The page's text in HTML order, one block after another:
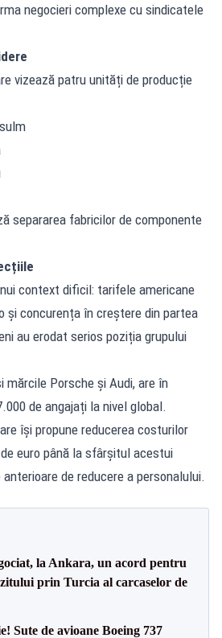
negocieri complexe cu sindicatele
vizează patru unități de producție
separarea fabricilor de componente
context dificil: tarifele americane
și concurența în creștere din partea
au erodat serios poziția grupului
mărcile Porsche și Audi, are în
de angajați la nivel global.
își propune reducerea costurilor
euro până la sfârșitul acestui
de reducere a personalului.
la Ankara, un acord pentru
prin Turcia al carcaselor de
Sute de avioane Boeing 737